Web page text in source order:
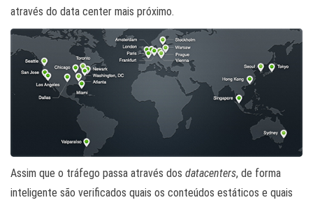
através do data center mais próximo.
Assim que o tráfego passa através dos datacenters, de forma
inteligente são verificados quais os conteúdos estáticos e quais